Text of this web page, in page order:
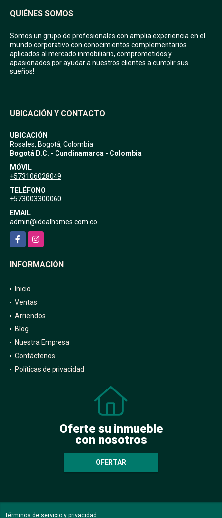
QUIÉNES SOMOS
Somos un grupo de profesionales con amplia experiencia en el
mundo corporativo con conocimientos complementarios
aplicados al mercado inmobiliario, comprometidos y
apasionados por ayudar a nuestros clientes a cumplir sus
sueños!
UBICACIÓN Y CONTACTO
UBICACIÓN
Rosales, Bogotá, Colombia
Bogotá D.C. - Cundinamarca - Colombia
MÓVIL
+573106028049
TELÉFONO
+573003300060
EMAIL
admin@idealhomes.com.co
FacebookInstagram
INFORMACIÓN
Inicio
Ventas
Arriendos
Blog
Nuestra Empresa
Contáctenos
Políticas de privacidad
Oferte su inmueble
con nosotros
OFERTAR
Términos de servicio y privacidad